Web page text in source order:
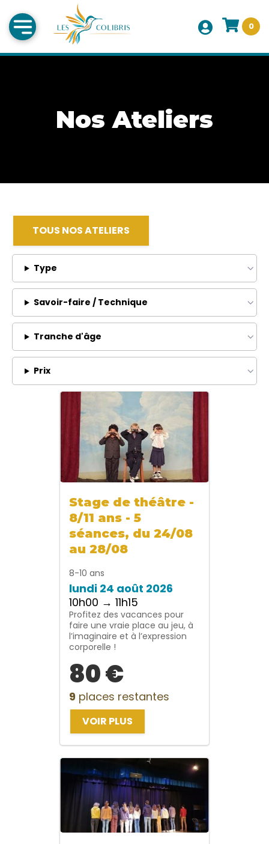
0
Nos Ateliers
TOUS NOS ATELIERS
Type
Savoir-faire / Technique
Tranche d'âge
Prix
Stage de théâtre -
8/11 ans - 5
séances, du 24/08
au 28/08
8-10 ans
lundi 24 août 2026
10h00 → 11h15
Profitez des vacances pour
faire une vraie place au jeu, à
l’imaginaire et à l’expression
corporelle !
80 €
9 places restantes
VOIR PLUS